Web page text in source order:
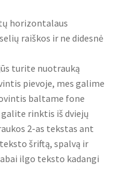
horizontalaus
raiškos ir ne didesnė
turite nuotrauką
pievoje, mes galime
baltame fone
rinktis iš dviejų
2-as tekstas ant
šriftą, spalvą ir
ilgo teksto kadangi